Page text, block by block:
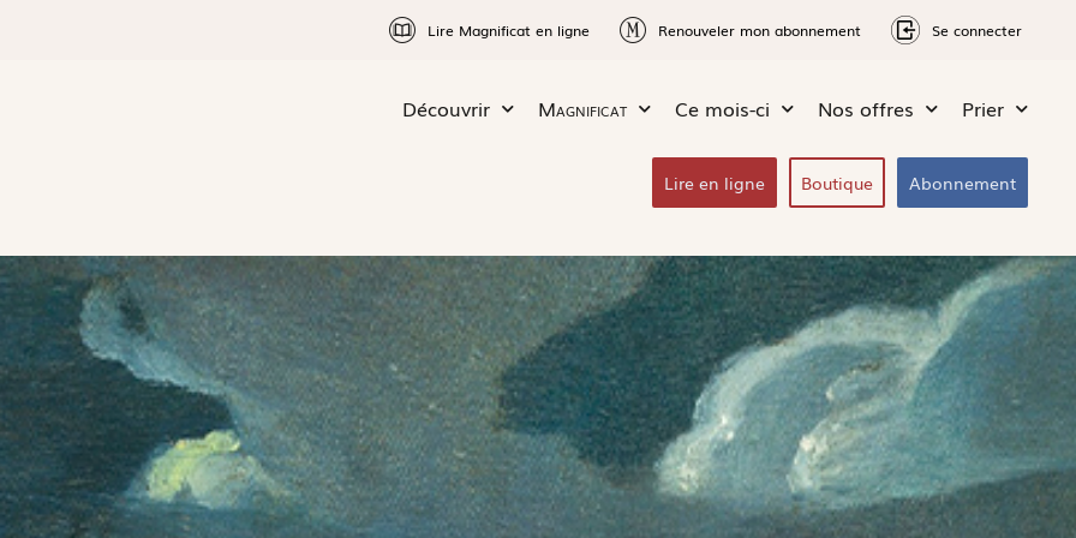
Lire Magnificat en ligne Renouveler mon abonnement Se connecter
Découvrir Magnificat Ce mois-ci Nos offres Prier
Lire en ligne Boutique Abonnement